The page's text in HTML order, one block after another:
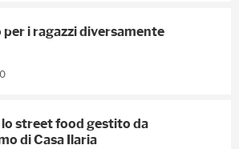
i ragazzi diversamente
street food gestito da
di Casa Ilaria